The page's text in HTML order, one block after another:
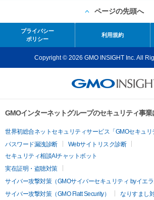
ページの先頭へ
プライバシー
ポリシー
利用規約
Copyright © 2026 GMO INSIGHT Inc. All
GMOインターネットグループのセキュリティ事業
世界初総合ネットセキュリティサービス「GMOセキュリ
パスワード漏洩診断
Webサイトリスク診断
セキュリティ相談AIチャットボット
実在証明・盗聴対策
サイバー攻撃対策（GMOサイバーセキュリティ byイエラ
サイバー攻撃対策（GMO Flatt Security）
なりすまし